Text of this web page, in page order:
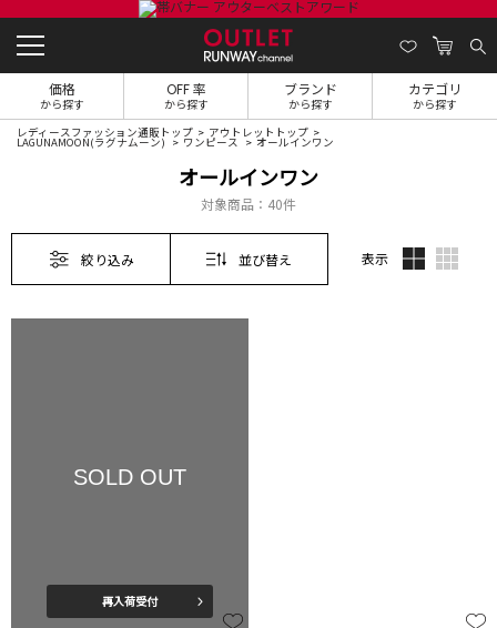
価格
から探す
OFF 率
から探す
ブランド
から探す
カテゴリ
から探す
レディースファッション通販トップ アウトレットトップ
LAGUNAMOON(ラグナムーン) ワンピース オールインワン
オールインワン
対象商品： 40件
絞り込み 並び替え 表示
SOLD OUT
再入荷受付